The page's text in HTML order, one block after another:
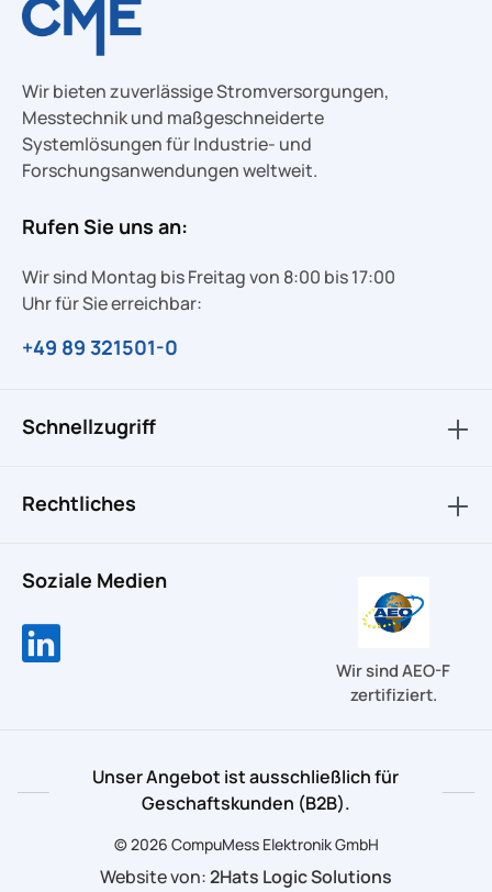
Wir bieten zuverlässige Stromversorgungen,
Messtechnik und maßgeschneiderte
Systemlösungen für Industrie- und
Forschungsanwendungen weltweit.
Rufen Sie uns an:
Wir sind Montag bis Freitag von 8:00 bis 17:00
Uhr für Sie erreichbar:
+49 89 321501-0
Soziale Medien
Wir sind AEO-F
zertifiziert.
Schnellzugriff
Rechtliches
Unser Angebot ist ausschließlich für
Geschaftskunden (B2B).
© 2026 CompuMess Elektronik GmbH
Website von:2Hats Logic Solutions